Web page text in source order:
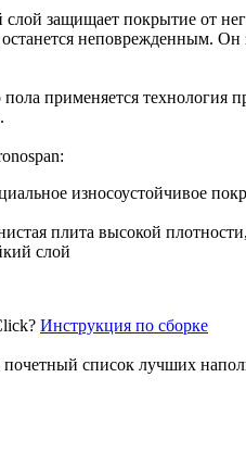
защищает покрытие от
неповрежденным.
применяется технология
износоустойчивое
плита высокой
слой
Инструкция по сборке
список лучших